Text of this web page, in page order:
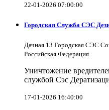
22-01-2026 07:00:00
Городская Служба СЭС
Дачная 13 Городская СЭС
Российская Федерация
Уничтожение
службой Сэс
17-01-2026 16:40:00